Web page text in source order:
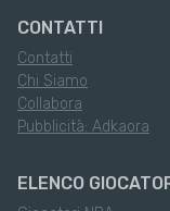
CONTATTI
Contatti
Chi Siamo
Collabora
Pubblicità: Adkaora
ELENCO